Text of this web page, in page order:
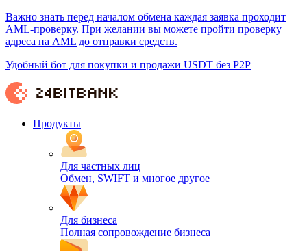
Важно знать перед началом обмена каждая заявка проходит
AML-проверку. При желании вы можете пройти проверку
адреса на AML до отправки средств.
Удобный бот для покупки и продажи USDT без P2P
Продукты
Для частных лиц
Обмен, SWIFT и многое другое
Для бизнеса
Полная сопровождение бизнеса